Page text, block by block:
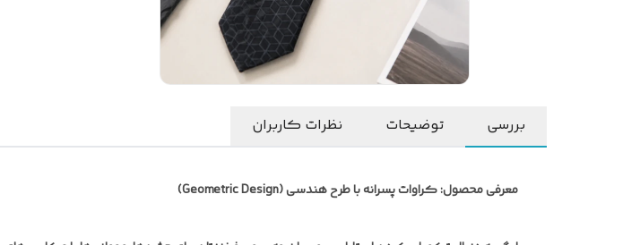
بررسی توضیحات نظرات کاربران
معرفی محصول: کراوات پسرانه با طرح هندسی (Geometric Design)